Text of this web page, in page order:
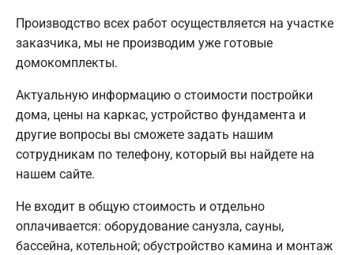
Производство всех работ осуществляется на участке
заказчика, мы не производим уже готовые
домокомплекты.
Актуальную информацию о стоимости постройки
дома, цены на каркас, устройство фундамента и
другие вопросы вы сможете задать нашим
сотрудникам по телефону, который вы найдете на
нашем сайте.
Не входит в общую стоимость и отдельно
оплачивается: оборудование санузла, сауны,
бассейна, котельной; обустройство камина и монтаж